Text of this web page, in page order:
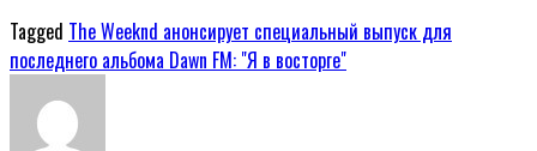
Tagged The Weeknd анонсирует специальный выпуск для
последнего альбома Dawn FM: "Я в восторге"